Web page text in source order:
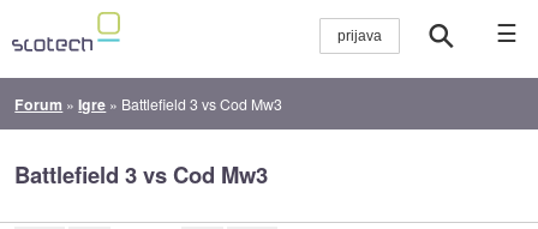
☰
Forum »Igre » Battlefield 3 vs Cod Mw3
Battlefield 3 vs Cod Mw3